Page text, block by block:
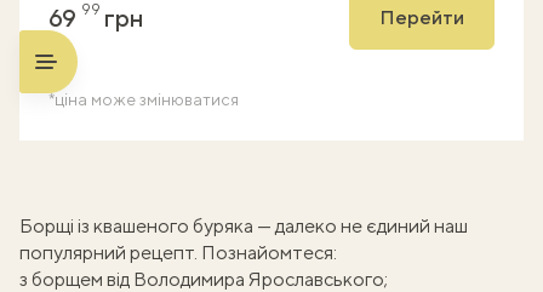
69 99 грн Перейти
*ціна може змінюватися
Борщі із квашеного буряка — далеко не єдиний наш
популярний рецепт. Познайомтеся:
з борщем від Володимира Ярославського;